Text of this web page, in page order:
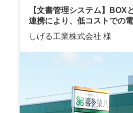
【文書管理システム】
連携により、低コストでの
しげる工業株式会社 様